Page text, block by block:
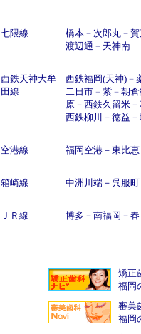
七隈線 橋本－ 次郎丸－
渡辺通 － 天神南
西鉄天神大牟
田線
西鉄福岡(天神)－
二日市－ 紫－ 朝
原－ 西鉄久留米－
西鉄柳川 － 徳益 －
空港線 福岡空港－ 東比恵
箱崎線 中洲川端－ 呉服町
ＪＲ線 博多 － 南福岡 －
矯正
福岡
審美
福岡